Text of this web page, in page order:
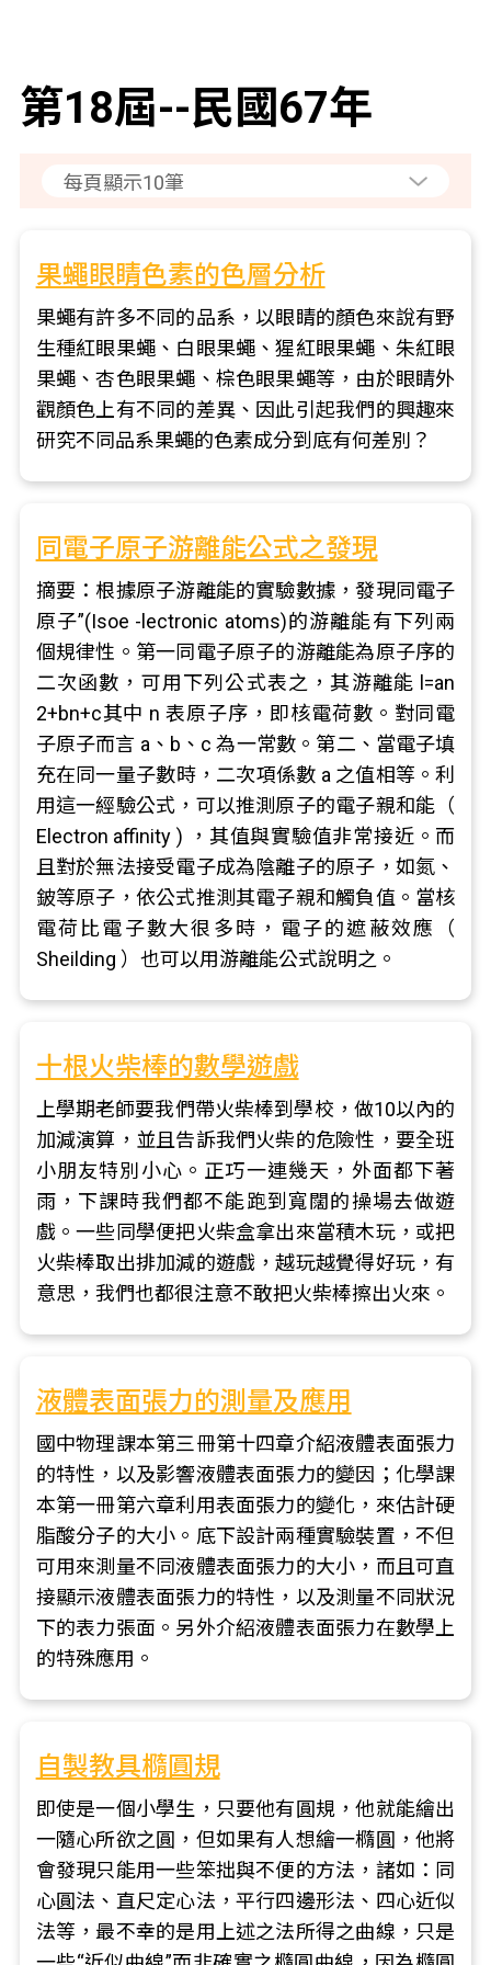
第18屆--民國67年
果蠅眼睛色素的色層分析
果蠅有許多不同的品系，以眼睛的顏色來說有野
生種紅眼果蠅、白眼果蠅、猩紅眼果蠅、朱紅眼
果蠅、杏色眼果蠅、棕色眼果蠅等，由於眼睛外
觀顏色上有不同的差異、因此引起我們的興趣來
研究不同品系果蠅的色素成分到底有何差別？
同電子原子游離能公式之發現
摘要：根據原子游離能的實驗數據，發現同電子
原子”(Isoe -lectronic atoms)的游離能有下列兩
個規律性。第一同電子原子的游離能為原子序的
二次函數，可用下列公式表之，其游離能 l=an
2+bn+c其中 n 表原子序，即核電荷數。對同電
子原子而言 a、b、c 為一常數。第二、當電子填
充在同一量子數時，二次項係數 a 之值相等。利
用這一經驗公式，可以推測原子的電子親和能（
Electron affinity ) ，其值與實驗值非常接近。而
且對於無法接受電子成為陰離子的原子，如氮、
鈹等原子，依公式推測其電子親和觸負值。當核
電荷比電子數大很多時，電子的遮蔽效應（
Sheilding ）也可以用游離能公式說明之。
十根火柴棒的數學遊戲
上學期老師要我們帶火柴棒到學校，做10以內的
加減演算，並且告訴我們火柴的危險性，要全班
小朋友特別小心。正巧一連幾天，外面都下著
雨，下課時我們都不能跑到寬闊的操場去做遊
戲。一些同學便把火柴盒拿出來當積木玩，或把
火柴棒取出排加減的遊戲，越玩越覺得好玩，有
意思，我們也都很注意不敢把火柴棒擦出火來。
液體表面張力的測量及應用
國中物理課本第三冊第十四章介紹液體表面張力
的特性，以及影響液體表面張力的變因；化學課
本第一冊第六章利用表面張力的變化，來估計硬
脂酸分子的大小。底下設計兩種實驗裝置，不但
可用來測量不同液體表面張力的大小，而且可直
接顯示液體表面張力的特性，以及測量不同狀況
下的表力張面。另外介紹液體表面張力在數學上
的特殊應用。
自製教具橢圓規
即使是一個小學生，只要他有圓規，他就能繪出
一隨心所欲之圓，但如果有人想繪一橢圓，他將
會發現只能用一些笨拙與不便的方法，諸如：同
心圓法、直尺定心法，平行四邊形法、四心近似
法等，最不幸的是用上述之法所得之曲線，只是